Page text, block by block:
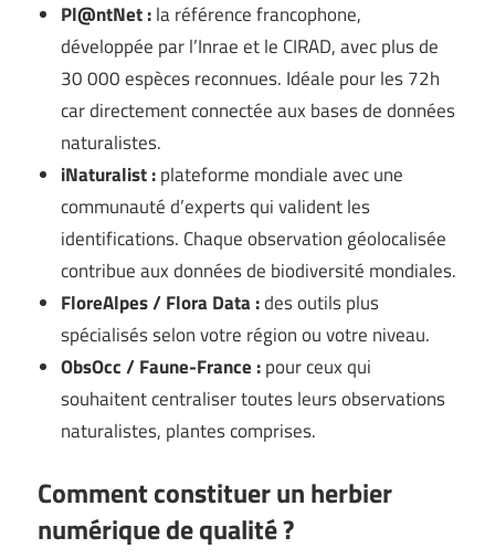
Pl@ntNet :la référence francophone,
développée par l’Inrae et le CIRAD, avec plus de
30 000 espèces reconnues. Idéale pour les 72h
car directement connectée aux bases de données
naturalistes.
iNaturalist :plateforme mondiale avec une
communauté d’experts qui valident les
identifications. Chaque observation géolocalisée
contribue aux données de biodiversité mondiales.
FloreAlpes / Flora Data :des outils plus
spécialisés selon votre région ou votre niveau.
ObsOcc / Faune-France :pour ceux qui
souhaitent centraliser toutes leurs observations
naturalistes, plantes comprises.
Comment constituer un herbier
numérique de qualité ?